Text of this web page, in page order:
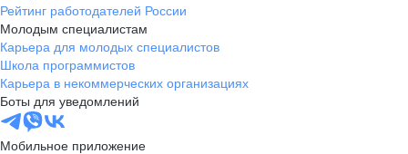
Рейтинг работодателей России
Молодым специалистам
Карьера для молодых специалистов
Школа программистов
Карьера в некоммерческих организациях
Боты для уведомлений
Мобильное приложение